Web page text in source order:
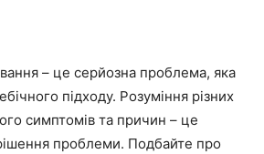
– це серйозна проблема, яка
підходу. Розуміння різних
симптомів та причин – це
проблеми. Подбайте про